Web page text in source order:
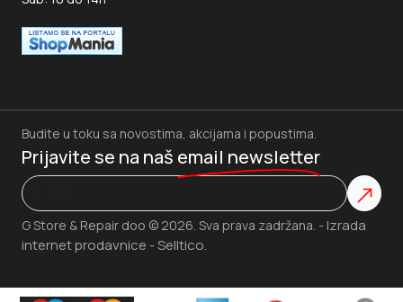
G Store & Repair doo © 2026. Sva prava zadržana. - Izrada
internet prodavnice - Selltico.
Budite u toku sa novostima, akcijama i popustima.
Prijavite se na naš email newsletter